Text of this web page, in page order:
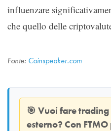
influenzare
che quello delle
Fonte: Coinspeaker.com
🎯 Vuoi fare trading
esterno? Con FTMO